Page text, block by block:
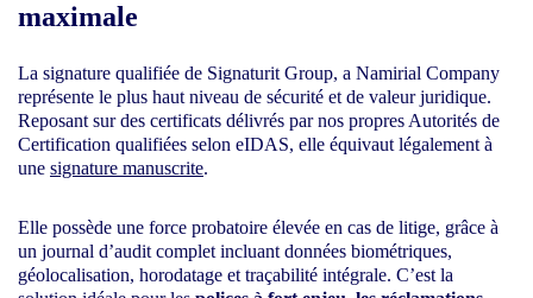
maximale
La signature qualifiée de Signaturit Group, a Namirial Company
représente le plus haut niveau de sécurité et de valeur juridique.
Reposant sur des certificats délivrés par nos propres Autorités de
Certification qualifiées selon eIDAS, elle équivaut légalement à
une signature manuscrite.
Elle possède une force probatoire élevée en cas de litige, grâce à
un journal d’audit complet incluant données biométriques,
géolocalisation, horodatage et traçabilité intégrale. C’est la